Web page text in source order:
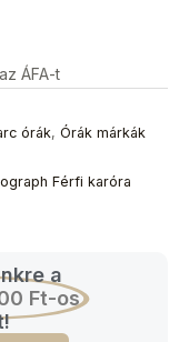
ÁFA-t
órák, Órák márkák
Férfi karóra
a
Ft-os